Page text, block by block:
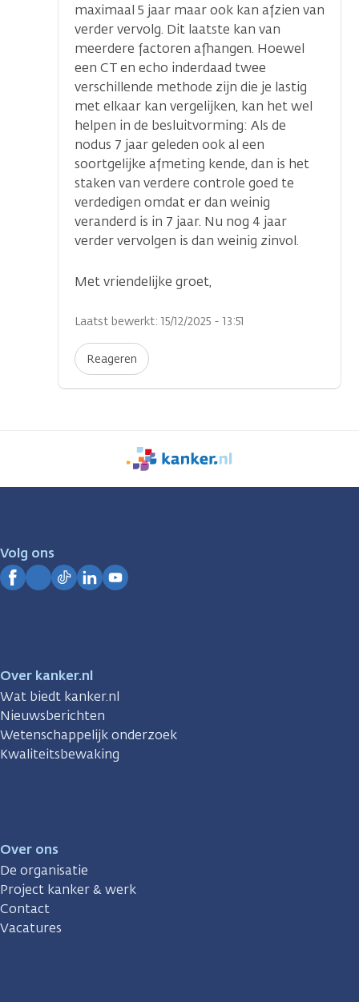
maximaal 5 jaar maar ook kan afzien van
verder vervolg. Dit laatste kan van
meerdere factoren afhangen. Hoewel
een CT en echo inderdaad twee
verschillende methode zijn die je lastig
met elkaar kan vergelijken, kan het wel
helpen in de besluitvorming: Als de
nodus 7 jaar geleden ook al een
soortgelijke afmeting kende, dan is het
staken van verdere controle goed te
verdedigen omdat er dan weinig
veranderd is in 7 jaar. Nu nog 4 jaar
verder vervolgen is dan weinig zinvol.
Met vriendelijke groet,
Laatst bewerkt: 15/12/2025 - 13:51
Reageren
We
zijn
Volg ons
Over kanker.nl
Wat biedt kanker.nl
Nieuwsberichten
Wetenschappelijk onderzoek
Kwaliteitsbewaking
Over ons
De organisatie
Project kanker & werk
Contact
Vacatures